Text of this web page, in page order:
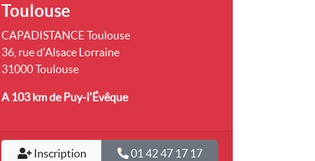
Toulouse
CAPADISTANCE Toulouse
36, rue d'Alsace Lorraine
31000 Toulouse
A 103 kmde Puy-l'Évêque
Inscription 01 42 47 17 17